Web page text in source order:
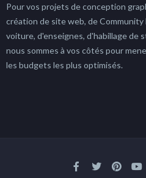
Pour vos projets de conception
création de site web, de
voiture, d'enseignes, d'habillage de
nous sommes à vos côtés pour
les budgets les plus optimisés.